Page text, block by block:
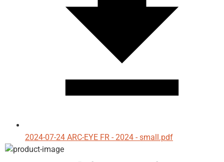
2024-07-24 ARC-EYE FR - 2024 - small.pdf